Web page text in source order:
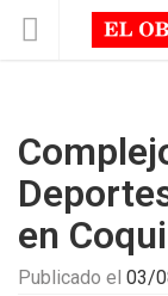
en
Publicado el 03/